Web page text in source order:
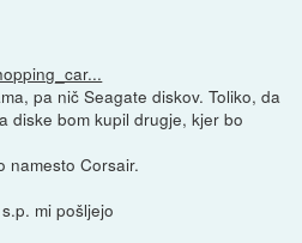
pa nič Seagate diskov. Toliko, da
diske bom kupil drugje, kjer bo
namesto Corsair.
mi pošljejo